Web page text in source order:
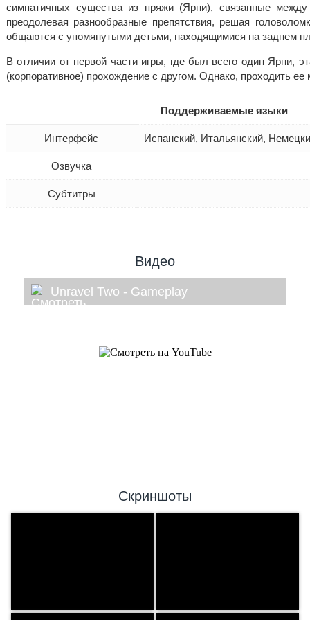
симпатичных существа из пряжи (Ярни), связанные
преодолевая разнообразные препятствия, решая
общаются с упомянутыми детьми, находящимися на заднем
В отличии от первой части игры, где был всего один Ярни,
(корпоративное) прохождение с другом. Однако, проходить ее
Поддерживаемые языки
Интерфейс Испанский, Итальянский,
Озвучка
Субтитры
Видео
Unravel Two - Gameplay
Скриншоты